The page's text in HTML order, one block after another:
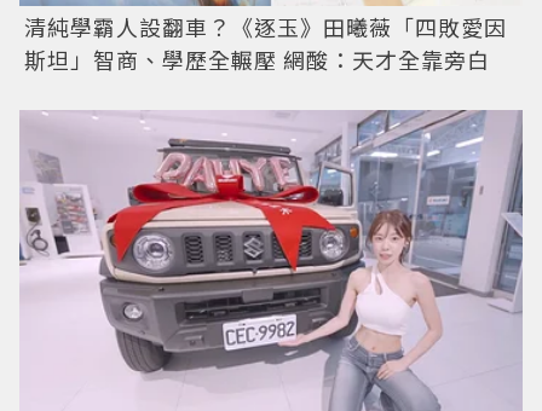
清純學霸人設翻車？《逐玉》田曦薇「四敗愛因
斯坦」智商、學歷全輾壓 網酸：天才全靠旁白